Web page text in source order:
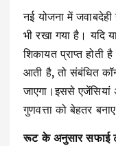
नई योजना में
भी रखा गया है। यदि
शिकायत प्राप्त होती
आती है, तो संबंधित
जाएगा।इससे
गुणवत्ता को बेहतर
रूट के अनुसार सफाई